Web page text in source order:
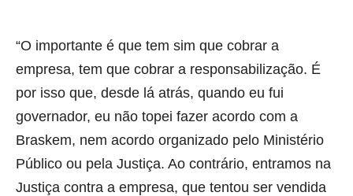
“O importante é que tem sim que cobrar a
empresa, tem que cobrar a responsabilização. É
por isso que, desde lá atrás, quando eu fui
governador, eu não topei fazer acordo com a
Braskem, nem acordo organizado pelo Ministério
Público ou pela Justiça. Ao contrário, entramos na
Justiça contra a empresa, que tentou ser vendida